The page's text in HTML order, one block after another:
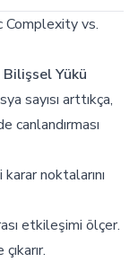
Complexity vs.
Bilişsel Yükü
sayısı arttıkça,
canlandırması
noktalarını
etkileşimi ölçer.